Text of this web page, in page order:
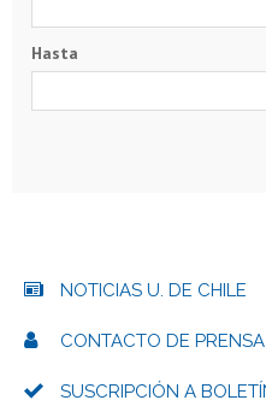
Hasta
NOTICIAS U. DE CHILE
CONTACTO DE PRENSA
SUSCRIPCIÓN A